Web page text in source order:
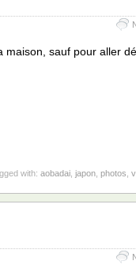
maison, sauf pour aller
with: aobadai, japon, photos